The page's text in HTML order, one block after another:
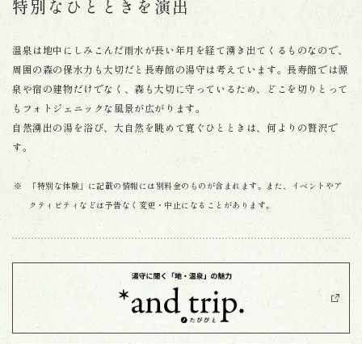
特別なひとときを演出
温泉は地中にしみこんだ雨水が長い年月を経て湧き出てくるものなので、
周囲の森の保水力も大切だと長寿館の湯守は考えています。長寿館では源
泉や宿の建物だけでなく、森も大切に守っているため、どこを切りとって
もフォトジェニックな風景が広がります。
自然湧出の湯を浴び、大自然を眺めて寛ぐひとときは、何よりの贅沢で
す。
「特別な体験」に記載の情報には別料金のものが含まれます。また、イベントやア
クティビティなどは予告なく変更・中止になることがあります。